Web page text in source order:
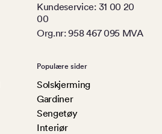
Kundeservice: 31 00 20
00
Org.nr: 958 467 095 MVA
Populære sider
Solskjerming
Gardiner
Sengetøy
Interiør